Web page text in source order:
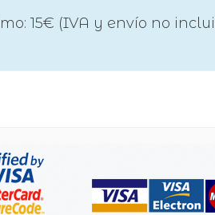
15€ (IVA y envío no